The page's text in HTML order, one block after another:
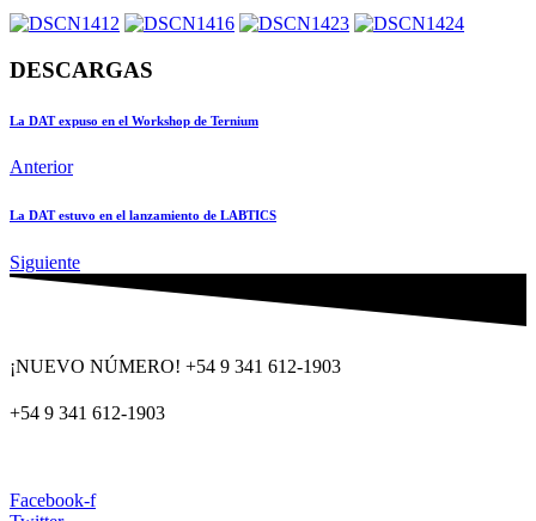
DESCARGAS
La DAT expuso en el Workshop de Ternium
Anterior
La DAT estuvo en el lanzamiento de LABTICS
Siguiente
¡NUEVO NÚMERO! +54 9 341 612-1903
+54 9 341 612-1903
Facebook-f